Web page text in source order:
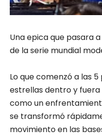
Una epica que pasara
de la serie mundial
Lo que comenzó a las
estrellas dentro y
como un
se transformó
movimiento en las